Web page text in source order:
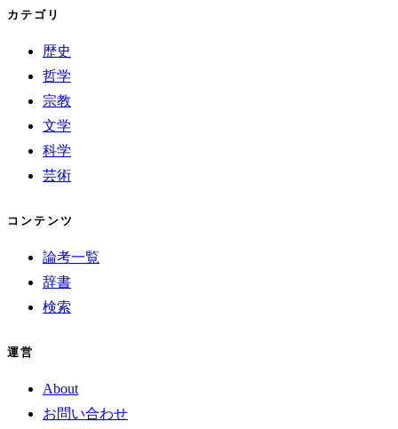
カテゴリ
歴史
哲学
宗教
文学
科学
芸術
コンテンツ
論考一覧
辞書
検索
運営
About
お問い合わせ